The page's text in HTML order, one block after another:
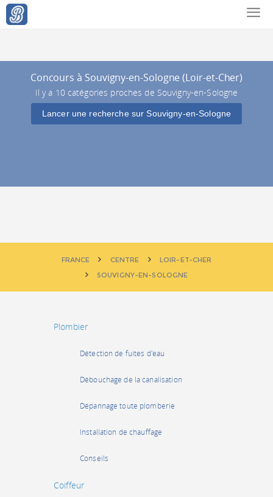
Concours à Souvigny-en-Sologne (Loir-et-Cher)
Il y a 10 catégories proches de Souvigny-en-Sologne
Lancer une recherche sur Souvigny-en-Sologne
FRANCE CENTRE
LOIR-ET-CHER
SOUVIGNY-EN-SOLOGNE
Plombier
Détection de fuites d'eau
Débouchage de la canalisation
Dépannage toute plomberie
Installation de chauffage
Conseils
Coiffeur